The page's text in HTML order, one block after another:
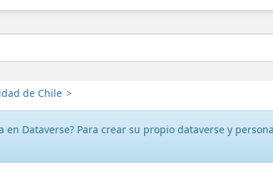
de Chile >
en Dataverse? Para crear su propio dataverse y